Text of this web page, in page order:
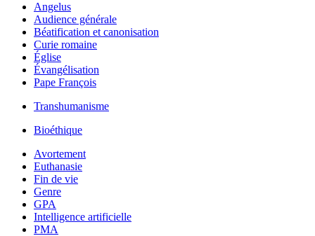
Angelus
Audience générale
Béatification et canonisation
Curie romaine
Église
Évangélisation
Pape François
Transhumanisme
Bioéthique
Avortement
Euthanasie
Fin de vie
Genre
GPA
Intelligence artificielle
PMA